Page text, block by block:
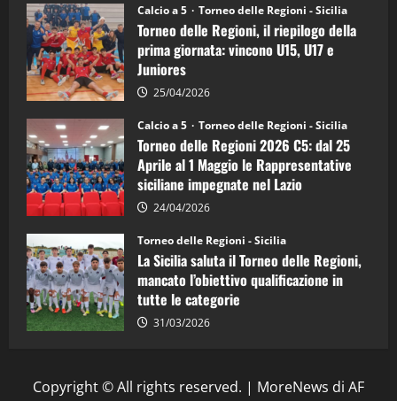
è
vicecampione
d’Italia
Calcio a 5 Torneo delle Regioni - Sicilia
Torneo delle Regioni, il riepilogo della
prima giornata: vincono U15, U17 e
Juniores
25/04/2026
Calcio a 5 Torneo delle Regioni - Sicilia
Torneo delle Regioni 2026 C5: dal 25
Aprile al 1 Maggio le Rappresentative
siciliane impegnate nel Lazio
24/04/2026
Torneo delle Regioni - Sicilia
La Sicilia saluta il Torneo delle Regioni,
mancato l’obiettivo qualificazione in
tutte le categorie
31/03/2026
Copyright © All rights reserved. | MoreNews di AF